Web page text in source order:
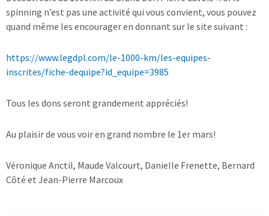
spinning n’est pas une activité qui vous convient, vous pouvez
quand même les encourager en donnant sur le site suivant :
https://www.legdpl.com/le-1000-km/les-equipes-
inscrites/fiche-dequipe?id_equipe=3985
Tous les dons seront grandement appréciés!
Au plaisir de vous voir en grand nombre le 1er mars!
Véronique Anctil, Maude Valcourt, Danielle Frenette, Bernard
Côté et Jean-Pierre Marcoux